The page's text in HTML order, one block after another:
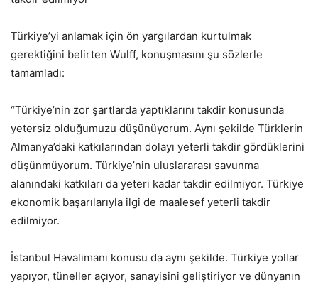
Türkiye’yi anlamak için ön yargılardan kurtulmak
gerektiğini belirten Wulff, konuşmasını şu sözlerle
tamamladı:
“Türkiye’nin zor şartlarda yaptıklarını takdir konusunda
yetersiz olduğumuzu düşünüyorum. Aynı şekilde Türklerin
Almanya’daki katkılarından dolayı yeterli takdir gördüklerini
düşünmüyorum. Türkiye’nin uluslararası savunma
alanındaki katkıları da yeteri kadar takdir edilmiyor. Türkiye
ekonomik başarılarıyla ilgi de maalesef yeterli takdir
edilmiyor.
İstanbul Havalimanı konusu da aynı şekilde. Türkiye yollar
yapıyor, tüneller açıyor, sanayisini geliştiriyor ve dünyanın